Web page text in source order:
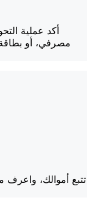
أكد عملية
مصرفي، أو
تتبع أموالك،